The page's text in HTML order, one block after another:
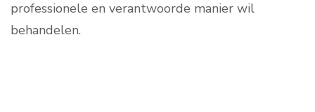
professionele en verantwoorde manier wil
behandelen.